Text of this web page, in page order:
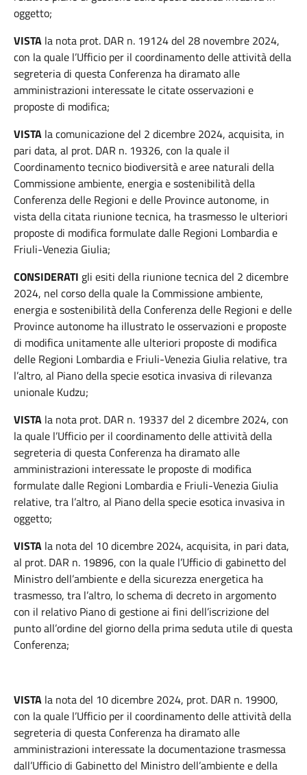
oggetto;
VISTA la nota prot. DAR n. 19124 del 28 novembre 2024,
con la quale l’Ufficio per il coordinamento delle attività della
segreteria di questa Conferenza ha diramato alle
amministrazioni interessate le citate osservazioni e
proposte di modifica;
VISTA la comunicazione del 2 dicembre 2024, acquisita, in
pari data, al prot. DAR n. 19326, con la quale il
Coordinamento tecnico biodiversità e aree naturali della
Commissione ambiente, energia e sostenibilità della
Conferenza delle Regioni e delle Province autonome, in
vista della citata riunione tecnica, ha trasmesso le ulteriori
proposte di modifica formulate dalle Regioni Lombardia e
Friuli-Venezia Giulia;
CONSIDERATI gli esiti della riunione tecnica del 2 dicembre
2024, nel corso della quale la Commissione ambiente,
energia e sostenibilità della Conferenza delle Regioni e delle
Province autonome ha illustrato le osservazioni e proposte
di modifica unitamente alle ulteriori proposte di modifica
delle Regioni Lombardia e Friuli-Venezia Giulia relative, tra
l’altro, al Piano della specie esotica invasiva di rilevanza
unionale Kudzu;
VISTA la nota prot. DAR n. 19337 del 2 dicembre 2024, con
la quale l’Ufficio per il coordinamento delle attività della
segreteria di questa Conferenza ha diramato alle
amministrazioni interessate le proposte di modifica
formulate dalle Regioni Lombardia e Friuli-Venezia Giulia
relative, tra l’altro, al Piano della specie esotica invasiva in
oggetto;
VISTA la nota del 10 dicembre 2024, acquisita, in pari data,
al prot. DAR n. 19896, con la quale l’Ufficio di gabinetto del
Ministro dell’ambiente e della sicurezza energetica ha
trasmesso, tra l’altro, lo schema di decreto in argomento
con il relativo Piano di gestione ai fini dell’iscrizione del
punto all’ordine del giorno della prima seduta utile di questa
Conferenza;
VISTA la nota del 10 dicembre 2024, prot. DAR n. 19900,
con la quale l’Ufficio per il coordinamento delle attività della
segreteria di questa Conferenza ha diramato alle
amministrazioni interessate la documentazione trasmessa
dall’Ufficio di Gabinetto del Ministro dell’ambiente e della